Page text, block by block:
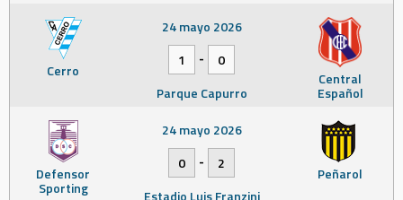
Cerro Central
Español
24 mayo 2026
1
-
0
Parque Capurro
Defensor
Sporting
Peñarol
24 mayo 2026
0
-
2
Estadio Luis Franzini